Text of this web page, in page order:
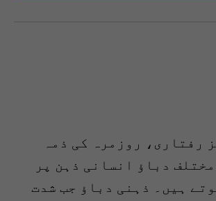
رفتاری، روزمرہ کی ذمہ
دباؤ انسانی ذہن پر
ہیں۔ ذہنی دباؤ جب شدت